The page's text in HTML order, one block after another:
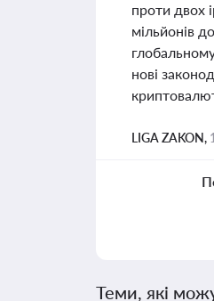
проти двох
мільйонів
нові
LIGA ZAKON,
Теми, які